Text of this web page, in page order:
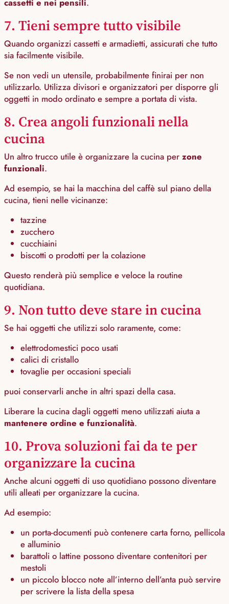
cassetti e nei pensili.
7. Tieni sempre tutto visibile
Quando organizzi cassetti e armadietti, assicurati che tutto
sia facilmente visibile.
Se non vedi un utensile, probabilmente finirai per non
utilizzarlo. Utilizza divisori e organizzatori per disporre gli
oggetti in modo ordinato e sempre a portata di vista.
8. Crea angoli funzionali nella
cucina
Un altro trucco utile è organizzare la cucina per zone
funzionali.
Ad esempio, se hai la macchina del caffè sul piano della
cucina, tieni nelle vicinanze:
tazzine
zucchero
cucchiaini
biscotti o prodotti per la colazione
Questo renderà più semplice e veloce la routine
quotidiana.
9. Non tutto deve stare in cucina
Se hai oggetti che utilizzi solo raramente, come:
elettrodomestici poco usati
calici di cristallo
tovaglie per occasioni speciali
puoi conservarli anche in altri spazi della casa.
Liberare la cucina dagli oggetti meno utilizzati aiuta a
mantenere ordine e funzionalità.
10. Prova soluzioni fai da te per
organizzare la cucina
Anche alcuni oggetti di uso quotidiano possono diventare
utili alleati per organizzare la cucina.
Ad esempio:
un porta-documenti può contenere carta forno, pellicola
e alluminio
barattoli o lattine possono diventare contenitori per
mestoli
un piccolo blocco note all’interno dell’anta può servire
per scrivere la lista della spesa